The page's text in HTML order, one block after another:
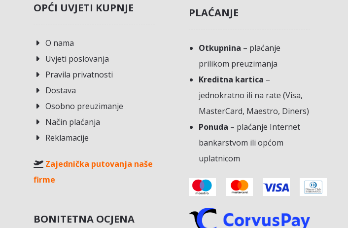
OPĆI UVJETI KUPNJE
O nama
Uvjeti poslovanja
Pravila privatnosti
Dostava
Osobno preuzimanje
Način plaćanja
Reklamacije
Zajednička putovanja naše
firme
BONITETNA OCJENA
PLAĆANJE
Otkupnina – plaćanje
prilikom preuzimanja
Kreditna kartica –
jednokratno ili na rate (Visa,
MasterCard, Maestro, Diners)
Ponuda – plaćanje Internet
bankarstvom ili općom
uplatnicom